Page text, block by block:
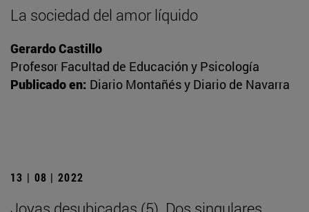
La sociedad del amor líquido
Gerardo Castillo
Profesor Facultad de Educación y Psicología
Publicado en: Diario Montañés y Diario de Navarra
13 | 08 | 2022